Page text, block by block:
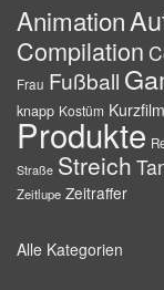
Animation
Compilation
Frau Fußball
knapp Kostüm Kurzfilm
Produkte
Straße Streich
Zeitlupe Zeitraffer
Alle Kategorien